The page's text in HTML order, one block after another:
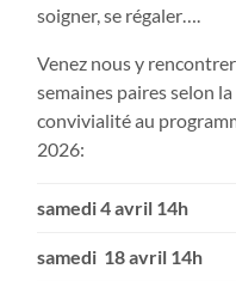
soigner, se régaler….
Venez nous y
semaines paires selon
convivialité au
2026:
samedi 4 avril 14h
samedi 18 avril 14h